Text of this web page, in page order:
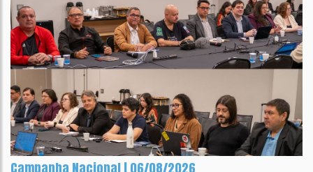
Campanha Nacional | 06/08/2026